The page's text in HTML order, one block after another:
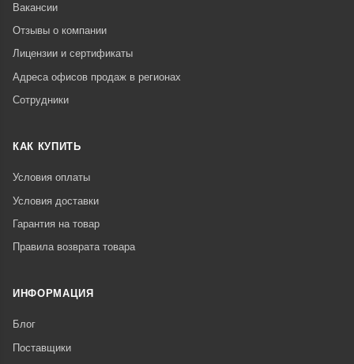
Вакансии
Отзывы о компании
Лицензии и сертификаты
Адреса офисов продаж в регионах
Сотрудники
КАК КУПИТЬ
Условия оплаты
Условия доставки
Гарантия на товар
Правила возврата товара
ИНФОРМАЦИЯ
Блог
Поставщики